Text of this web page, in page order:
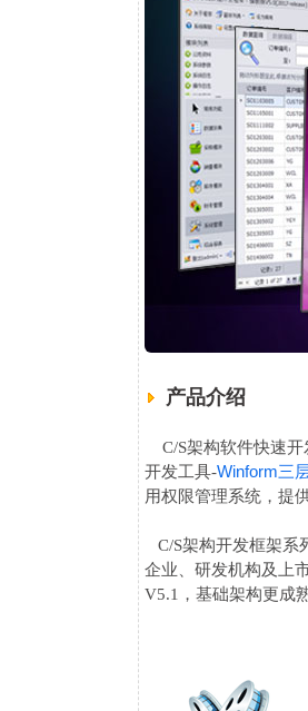
产品介绍
C/S架构软件快速开
开发工具-Winform三
用权限管理系统，提
C/S架构开发框架系
企业、研发机构及上
V5.1，基础架构更成